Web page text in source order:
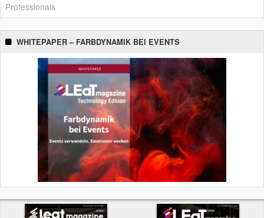
Professionals
WHITEPAPER – FARBDYNAMIK BEI EVENTS